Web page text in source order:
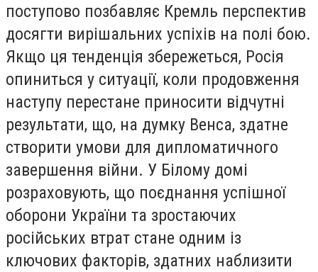
поступово позбавляє Кремль перспектив
досягти вирішальних успіхів на полі бою.
Якщо ця тенденція збережеться, Росія
опиниться у ситуації, коли продовження
наступу перестане приносити відчутні
результати, що, на думку Венса, здатне
створити умови для дипломатичного
завершення війни. У Білому домі
розраховують, що поєднання успішної
оборони України та зростаючих
російських втрат стане одним із
ключових факторів, здатних наблизити